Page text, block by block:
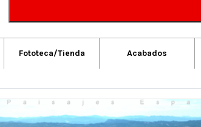
Fototeca/Tienda Acabados